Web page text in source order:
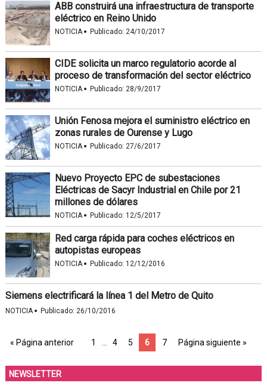
ABB construirá una infraestructura de transporte
eléctrico en Reino Unido
NOTICIA· Publicado: 24/10/2017
CIDE solicita un marco regulatorio acorde al
proceso de transformación del sector eléctrico
NOTICIA· Publicado: 28/9/2017
Unión Fenosa mejora el suministro eléctrico en
zonas rurales de Ourense y Lugo
NOTICIA· Publicado: 27/6/2017
Nuevo Proyecto EPC de subestaciones
Eléctricas de Sacyr Industrial en Chile por 21
millones de dólares
NOTICIA· Publicado: 12/5/2017
Red carga rápida para coches eléctricos en
autopistas europeas
NOTICIA· Publicado: 12/12/2016
Siemens electrificará la línea 1 del Metro de Quito
NOTICIA· Publicado: 26/10/2016
« Página anterior 1 4 5 6 7 Página siguiente »
NEWSLETTER